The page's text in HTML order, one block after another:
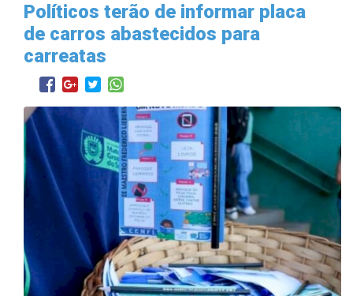
Políticos terão de informar placa
de carros abastecidos para
carreatas